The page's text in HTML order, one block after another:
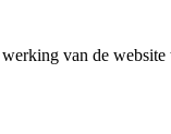
van de